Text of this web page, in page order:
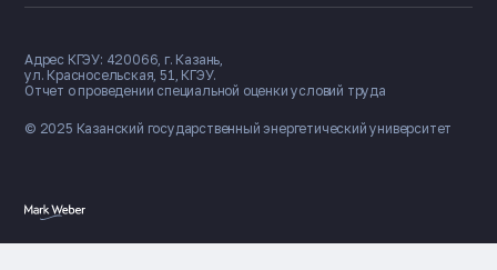
© 2025 Казанский государственный энергетический университет
Адрес КГЭУ: 420066, г. Казань,
ул. Красносельская, 51, КГЭУ.
Отчет о проведении специальной оценки условий труда